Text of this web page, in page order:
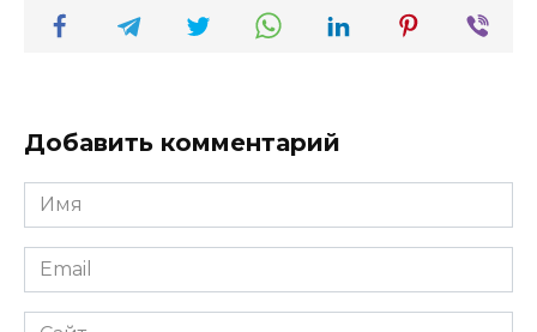
Добавить комментарий
Имя
*
Email
*
Сайт